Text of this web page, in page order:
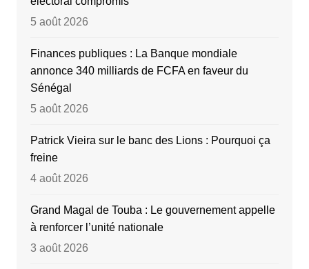
5 août 2026
Finances publiques : La Banque mondiale
annonce 340 milliards de FCFA en faveur du
Sénégal
5 août 2026
Patrick Vieira sur le banc des Lions : Pourquoi ça
freine
4 août 2026
Grand Magal de Touba : Le gouvernement appelle
à renforcer l’unité nationale
3 août 2026